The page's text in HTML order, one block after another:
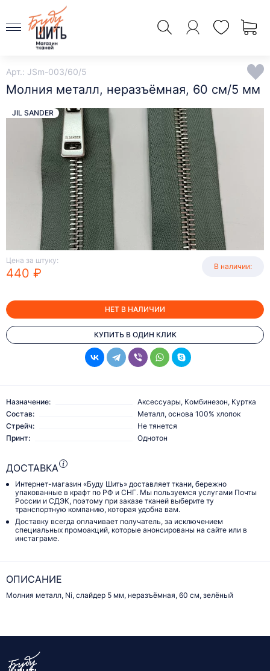
Арт.: JSm-003/60/5
Молния металл, неразъёмная, 60 см/5 мм
Цена за штуку:
440 ₽ В наличии:
НЕТ В НАЛИЧИИ
КУПИТЬ В ОДИН КЛИК
JIL SANDER
Назначение:
Аксессуары, Комбинезон, Куртка
Состав:
Металл, основа 100% хлопок
Стрейч:
Не тянется
Принт:
Однотон
ДОСТАВКА
Интернет-магазин «Буду Шить» доставляет ткани, бережно
упакованные в крафт по РФ и СНГ. Мы пользуемся услугами Почты
России и СДЭК, поэтому при заказе тканей выберите ту
транспортную компанию, которая удобна вам.
Доставку всегда оплачивает получатель, за исключением
специальных промоакций, которые анонсированы на сайте или в
инстаграме.
ОПИСАНИЕ
Молния металл, Ni, слайдер 5 мм, неразъёмная, 60 см, зелёный